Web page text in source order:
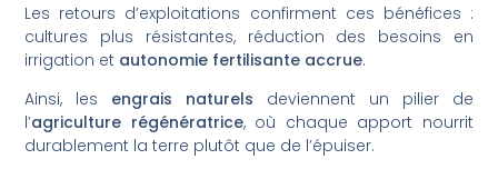
Les retours d’exploitations confirment ces bénéfices :
cultures plus résistantes, réduction des besoins en
irrigation et autonomie fertilisante accrue.
Ainsi, les engrais naturels deviennent un pilier de
l’agriculture régénératrice, où chaque apport nourrit
durablement la terre plutôt que de l’épuiser.